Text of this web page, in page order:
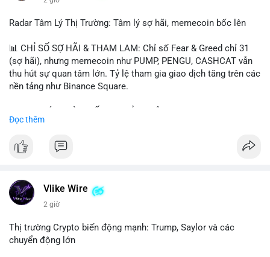
Radar Tâm Lý Thị Trường: Tâm lý sợ hãi, memecoin bốc lên
📊 CHỈ SỐ SỢ HÃI & THAM LAM: Chỉ số Fear & Greed chỉ 31
(sợ hãi), nhưng memecoin như PUMP, PENGU, CASHCAT vẫn
thu hút sự quan tâm lớn. Tỷ lệ tham gia giao dịch tăng trên các
nền tảng như Binance Square.
CASHCAT, SUI, TAO xuất hiện nhiều trong tìm kiếm Việt Nam
hấp dẫn. Bàn tán về SPCX và SAGA cũng hấp dẫn.
SAGA", "short SPCX", và "đã ngồi ăn ở khách sạn 5*" (từ bài
đăng Binance Square). Tin tức về BIP-110 Bitcoin và SKR token
BNB Smart Chain.
Đọc thêm
Vlike Wire
2 giờ
Thị trường Crypto biến động mạnh: Trump, Saylor và các
chuyển động lớn